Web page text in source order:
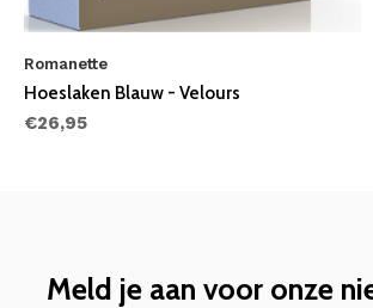
Romanette
Hoeslaken Blauw - Velours
€26,95
Meld je aan voor onze